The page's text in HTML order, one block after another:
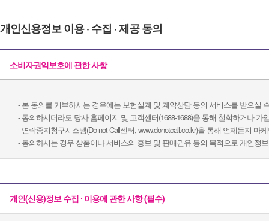
개인신용정보 이용 · 수집 · 제공 동의
소비자권익보호에 관한 사항
- 본 동의를 거부하시는 경우에는 보험설계 및 계약상담 등의 서비스를 받으실
- 동의하시더라도 당사 홈페이지 및 고객센터(1688-1688)을 통해 철회하거나
연락중지청구시스템(Do not Call센터, www.donotcall.co.kr)을 통해 언제든지
- 동의하시는 경우 상품이나 서비스의 홍보 및 판매권유 등의 목적으로 개인정
개인(신용)정보 수집 ∙ 이용에 관한 사항 (필수)